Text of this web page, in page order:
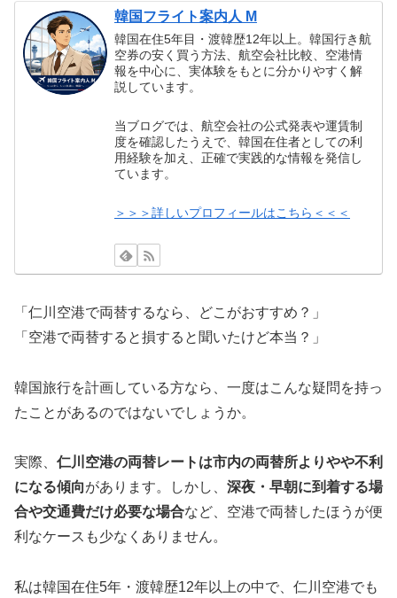
韓国フライト案内人 M
韓国在住5年目・渡韓歴12年以上。韓国行き航
空券の安く買う方法、航空会社比較、空港情
報を中心に、実体験をもとに分かりやすく解
説しています。
当ブログでは、航空会社の公式発表や運賃制
度を確認したうえで、韓国在住者としての利
用経験を加え、正確で実践的な情報を発信し
ています。
＞＞＞詳しいプロフィールはこちら＜＜＜
「仁川空港で両替するなら、どこがおすすめ？」
「空港で両替すると損すると聞いたけど本当？」
韓国旅行を計画している方なら、一度はこんな疑問を持っ
たことがあるのではないでしょうか。
実際、 仁川空港の両替レートは市内の両替所よりやや不利
になる傾向があります。しかし、 深夜・早朝に到着する場
合や交通費だけ必要な場合など、空港で両替したほうが便
利なケースも少なくありません。
私は韓国在住5年・渡韓歴12年以上の中で、仁川空港でも